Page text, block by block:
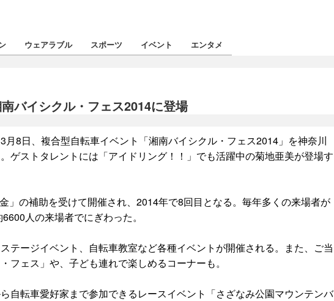
飲食
ボイス
ビジネス
海外
短信
話題
デザイン
動画
社会
ハウツー
ウェアラブル スポーツ イベント エンタメ
バイシクル・フェス2014に登場
8日、複合型自転車イベント「湘南バイシクル・フェス2014」を神奈川
ゲストタレントには「アイドリング！！」でも活躍中の菊地亜美が登場す
」の補助を受けて開催され、2014年で8回目となる。毎年多くの来場者が
人の来場者でにぎわった。
テージイベント、自転車教室など各種イベントが開催される。また、ご当
フェス」や、子ども連れで楽しめるコーナーも。
自転車愛好家まで参加できるレースイベント「さざなみ公園マウンテンバ